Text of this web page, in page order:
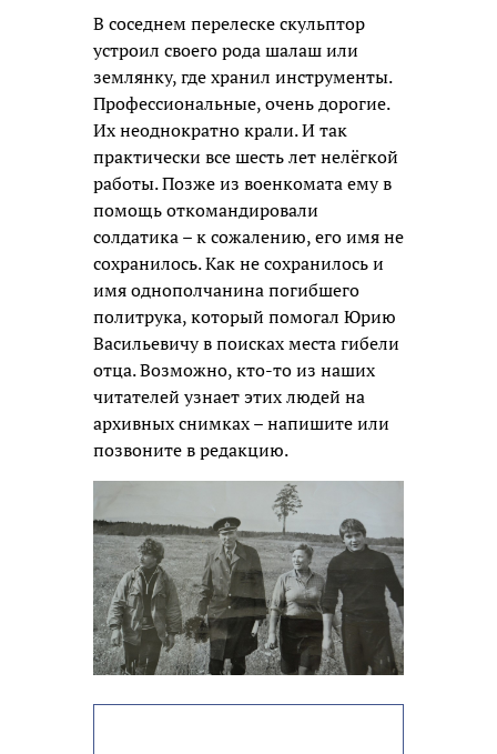
В соседнем перелеске скульптор
устроил своего рода шалаш или
землянку, где хранил инструменты.
Профессиональные, очень дорогие.
Их неоднократно крали. И так
практически все шесть лет нелёгкой
работы. Позже из военкомата ему в
помощь откомандировали
солдатика – к сожалению, его имя не
сохранилось. Как не сохранилось и
имя однополчанина погибшего
политрука, который помогал Юрию
Васильевичу в поисках места гибели
отца. Возможно, кто-то из наших
читателей узнает этих людей на
архивных снимках – напишите или
позвоните в редакцию.